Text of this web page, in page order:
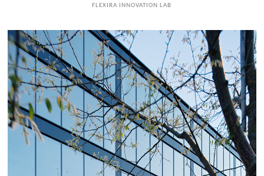
FLEXIRA INNOVATION LAB